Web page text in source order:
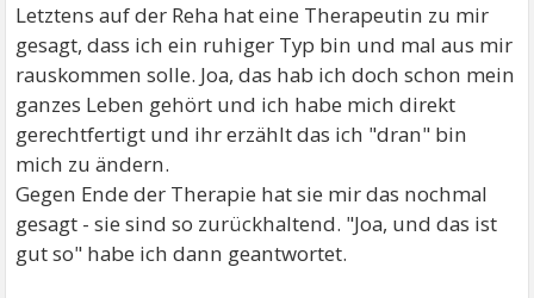
Letztens auf der Reha hat eine Therapeutin zu mir
gesagt, dass ich ein ruhiger Typ bin und mal aus mir
rauskommen solle. Joa, das hab ich doch schon mein
ganzes Leben gehört und ich habe mich direkt
gerechtfertigt und ihr erzählt das ich "dran" bin
mich zu ändern.
Gegen Ende der Therapie hat sie mir das nochmal
gesagt - sie sind so zurückhaltend. "Joa, und das ist
gut so" habe ich dann geantwortet.